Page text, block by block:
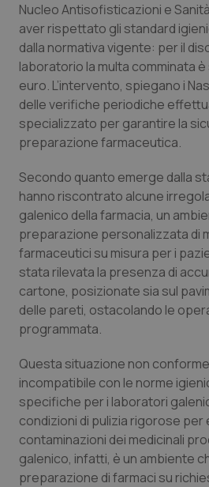
Campania
Emilia-Romagna
Friuli Venezia Giulia
Lazio
Liguria
Lombardia
Marche
Molise
Provincia Autonoma di
Provincia Autonoma di
Puglia
Car-T
Colesterolo &
Dermatite Atopica
Diabete & glucometri
Disturbi dell’umore
Dolore
Donna & Salute
Epatiti
Infezioni & Febbre
Ipertensione &
Malattie rare
Nucleo Antisofisticazioni e
aver rispettato gli standard
dalla normativa vigente: per il
laboratorio la multa comminata
euro. L’intervento, spiegano i
delle verifiche periodiche
specializzato per garantire la
preparazione farmaceutica.
Secondo quanto emerge dalla
hanno riscontrato alcune
galenico della farmacia, un
preparazione personalizzata di
farmaceutici su misura per i
stata rilevata la presenza di
cartone, posizionate sia sul
delle pareti, ostacolando le
programmata.
Questa situazione non
incompatibile con le norme
specifiche per i laboratori
condizioni di pulizia rigorose per
contaminazioni dei medicinali
galenico, infatti, è un ambiente
preparazione di farmaci su